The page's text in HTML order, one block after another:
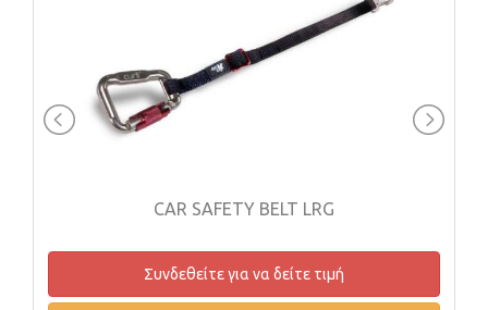
CAR SAFETY BELT LRG
Συνδεθείτε για να δείτε τιμή